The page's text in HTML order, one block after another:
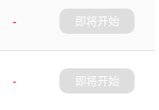
-
即将开始
-
即将开始